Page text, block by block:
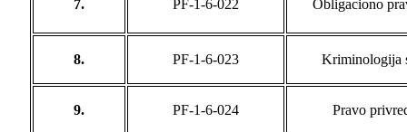
7. PF-1-6-022 Obligaciono
8. PF-1-6-023 Kriminologija
9. PF-1-6-024 Pravo